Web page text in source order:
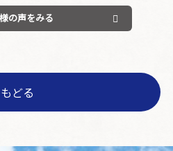
の声をみる
もどる